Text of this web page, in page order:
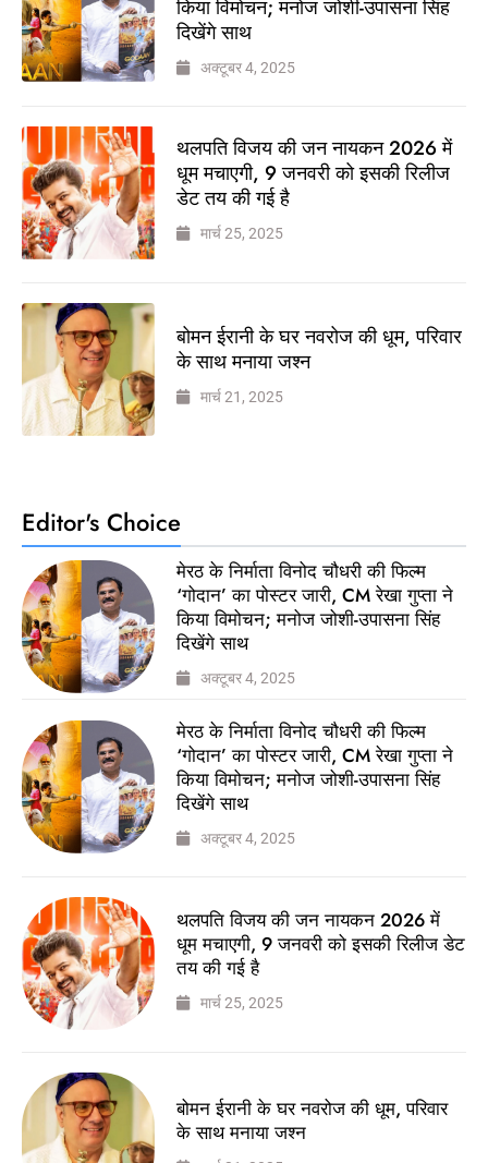
किया विमोचन; मनोज जोशी-उपासना सिंह
दिखेंगे साथ
अक्टूबर 4, 2025
थलपति विजय की जन नायकन 2026 में
धूम मचाएगी, 9 जनवरी को इसकी रिलीज
डेट तय की गई है
मार्च 25, 2025
बोमन ईरानी के घर नवरोज की धूम, परिवार
के साथ मनाया जश्न
मार्च 21, 2025
Editor's Choice
मेरठ के निर्माता विनोद चौधरी की फिल्म
‘गोदान’ का पोस्टर जारी, CM रेखा गुप्ता ने
किया विमोचन; मनोज जोशी-उपासना सिंह
दिखेंगे साथ
अक्टूबर 4, 2025
मेरठ के निर्माता विनोद चौधरी की फिल्म
‘गोदान’ का पोस्टर जारी, CM रेखा गुप्ता ने
किया विमोचन; मनोज जोशी-उपासना सिंह
दिखेंगे साथ
अक्टूबर 4, 2025
थलपति विजय की जन नायकन 2026 में
धूम मचाएगी, 9 जनवरी को इसकी रिलीज डेट
तय की गई है
मार्च 25, 2025
बोमन ईरानी के घर नवरोज की धूम, परिवार
के साथ मनाया जश्न